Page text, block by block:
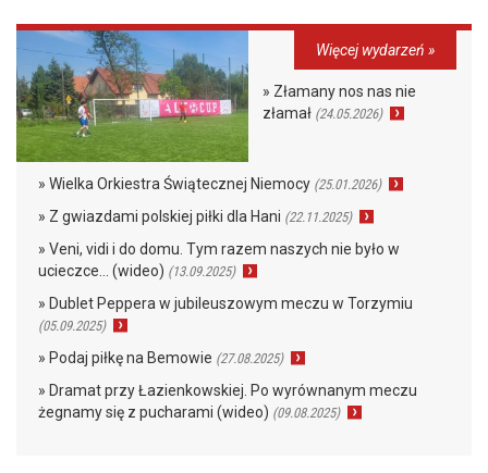
Więcej wydarzeń »
» Złamany nos nas nie
złamał (24.05.2026)
» Wielka Orkiestra Świątecznej Niemocy (25.01.2026)
» Z gwiazdami polskiej piłki dla Hani (22.11.2025)
» Veni, vidi i do domu. Tym razem naszych nie było w
ucieczce… (wideo) (13.09.2025)
» Dublet Peppera w jubileuszowym meczu w Torzymiu
(05.09.2025)
» Podaj piłkę na Bemowie (27.08.2025)
» Dramat przy Łazienkowskiej. Po wyrównanym meczu
żegnamy się z pucharami (wideo) (09.08.2025)